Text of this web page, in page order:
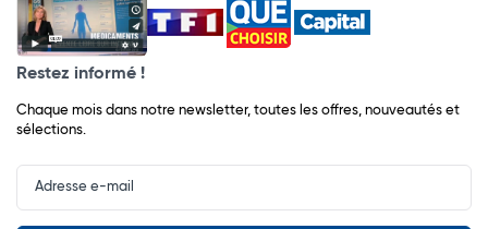
Restez informé !
Chaque mois dans notre newsletter, toutes les offres, nouveautés et
sélections.
Input
Newsletter